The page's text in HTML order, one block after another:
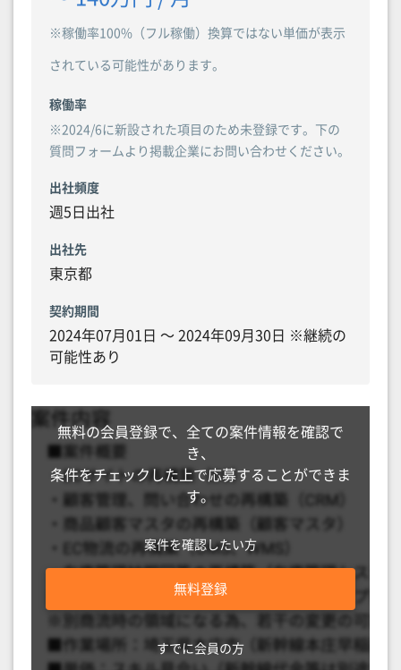
※稼働率100%（フル稼働）換算ではない単価が表示
されている可能性があります。
稼働率
※2024/6に新設された項目のため未登録です。下の
質問フォームより掲載企業にお問い合わせください。
出社頻度
週5日出社
出社先
東京都
契約期間
2024年07月01日 〜 2024年09月30日 ※継続の
可能性あり
無料の会員登録で、全ての案件情報を確認で
き、
条件をチェックした上で応募することができま
す。
案件を確認したい方
無料登録
すでに会員の方